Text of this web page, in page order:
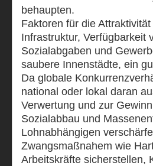
behaupten.
Faktoren für die
Infrastruktur, Verfügbarkeit
Sozialabgaben und
saubere Innenstädte, ein
Da globale
national oder lokal daran
Verwertung und zur
Sozialabbau und
Lohnabhängigen
Zwangsmaßnahem wie
Arbeitskräfte sicherstellen,